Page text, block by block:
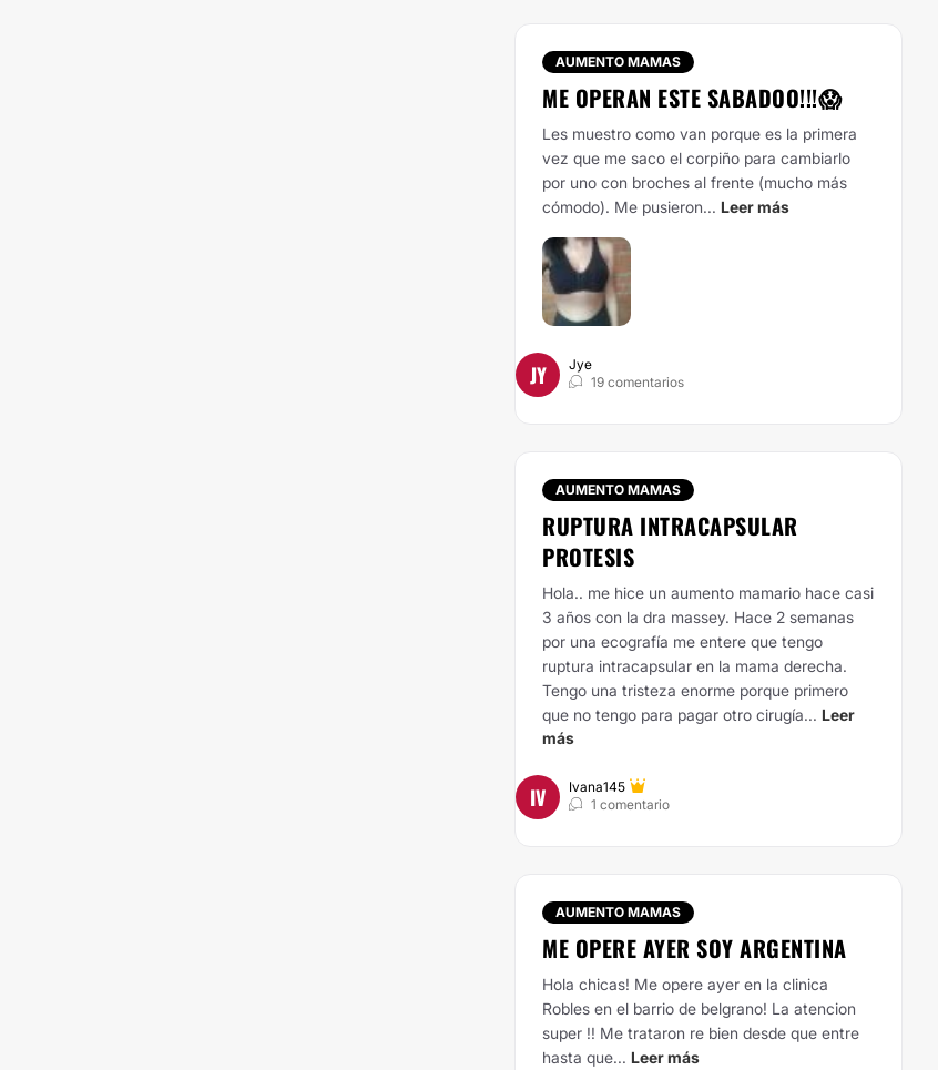
AUMENTO MAMAS
ME OPERAN ESTE SABADOO!!!😱
Les muestro como van porque es la primera
vez que me saco el corpiño para cambiarlo
por uno con broches al frente (mucho más
cómodo). Me pusieron... Leer más
JY
Jye
19 comentarios
AUMENTO MAMAS
RUPTURA INTRACAPSULAR
PROTESIS
Hola.. me hice un aumento mamario hace casi
3 años con la dra massey. Hace 2 semanas
por una ecografía me entere que tengo
ruptura intracapsular en la mama derecha.
Tengo una tristeza enorme porque primero
que no tengo para pagar otro cirugía... Leer
más
IV
Ivana145
1 comentario
AUMENTO MAMAS
ME OPERE AYER SOY ARGENTINA
Hola chicas! Me opere ayer en la clinica
Robles en el barrio de belgrano! La atencion
super !! Me trataron re bien desde que entre
hasta que... Leer más